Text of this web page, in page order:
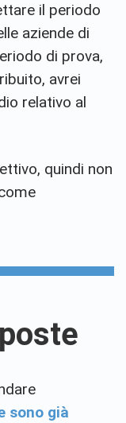
il periodo
aziende di
di prova,
avrei
relativo al
quindi non
sono già